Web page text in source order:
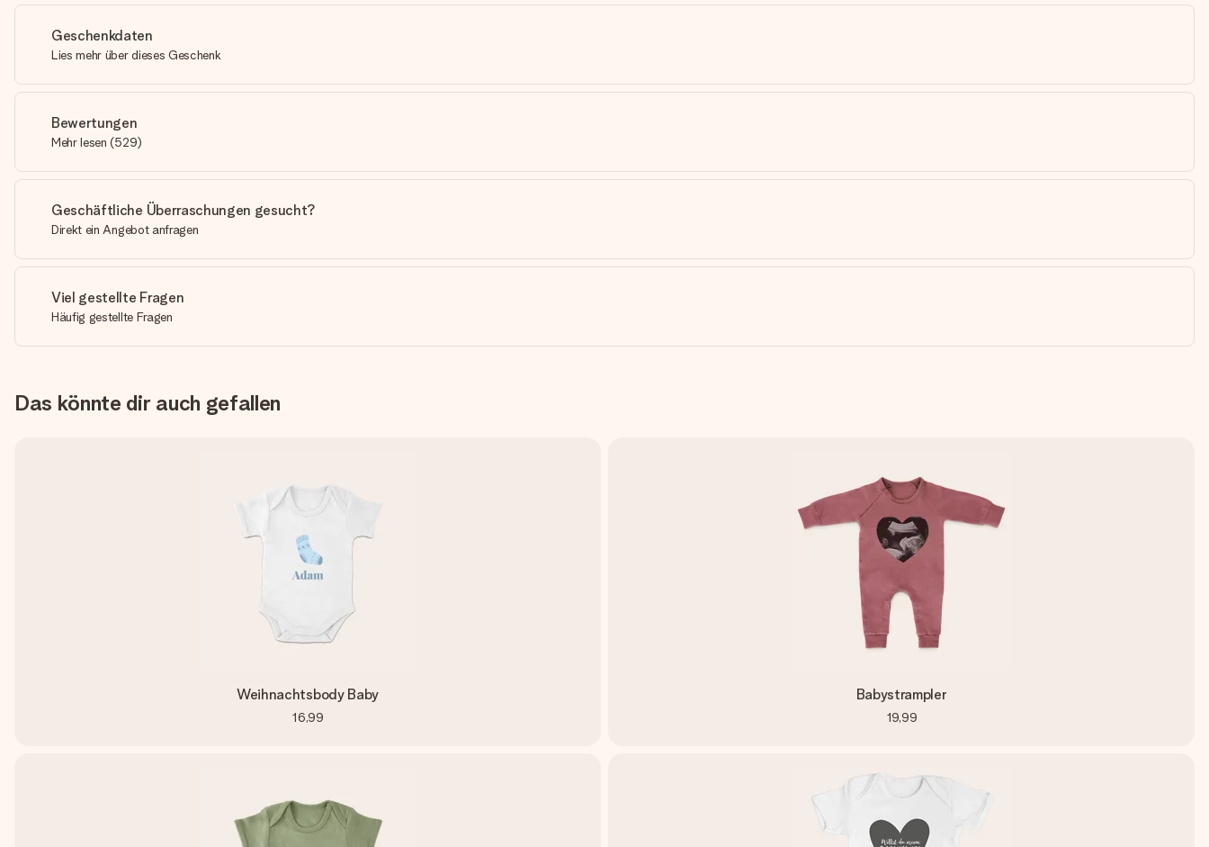
Geschenkdaten
Lies mehr über dieses Geschenk
Bewertungen
Mehr lesen (529)
Geschäftliche Überraschungen gesucht?
Direkt ein Angebot anfragen
Viel gestellte Fragen
Häufig gestellte Fragen
Das könnte dir auch gefallen
Weihnachtsbody Baby
16,99
Babystrampler
19,99